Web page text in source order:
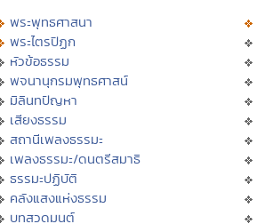
พระพุทธศาสนา
พระไตรปิฏก
หัวข้อธรรม
พจนานุกรมพุทธศาสน์
มิลินทปัญหา
เสียงธรรม
สถานีเพลงธรรมะ
เพลงธรรมะ/ดนตรีสมาธิ
ธรรมะปฏิบัติ
คลังแสงแห่งธรรม
บทสวดมนต์